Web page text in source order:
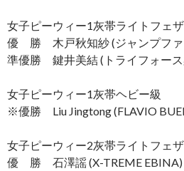
女子ピーウィー1灰帯ライトフェ
優 勝 木戸秋知紗 (ジャンプファ
準優勝 鍵井美結 (トライフォー
女子ピーウィー1灰帯ヘビー級
※優勝 Liu Jingtong (FLAVIO
女子ピーウィー2灰帯ライトフェ
優 勝 石澤謡 (X-TREME EBINA)